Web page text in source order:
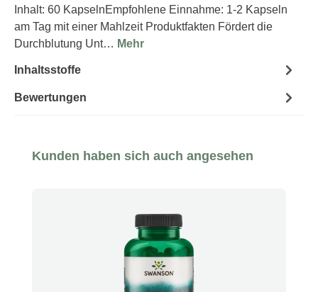
Inhalt: 60 KapselnEmpfohlene Einnahme: 1-2 Kapseln
am Tag mit einer Mahlzeit Produktfakten Fördert die
Durchblutung Unt… Mehr
Inhaltsstoffe
Bewertungen
Produktgalerie überspringen
Kunden haben sich auch angesehen